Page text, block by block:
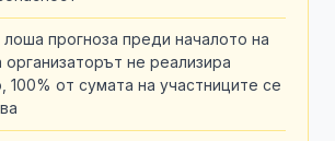
прогноза преди началото на
организаторът не реализира
100% от сумата на участниците се